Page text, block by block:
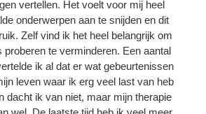
vertellen. Het voelt voor mij heel
onderwerpen aan te snijden en dit
Zelf vind ik het heel belangrijk om
proberen te verminderen. Een aantal
ik al dat er wat gebeurtenissen
leven waar ik erg veel last van heb
dacht ik van niet, maar mijn therapie